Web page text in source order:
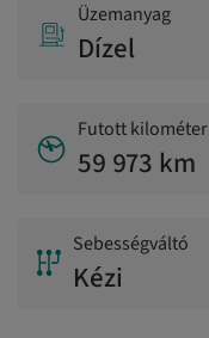
Üzemanyag
Dízel
Futott kilométer
59 973 km
Sebességváltó
Kézi